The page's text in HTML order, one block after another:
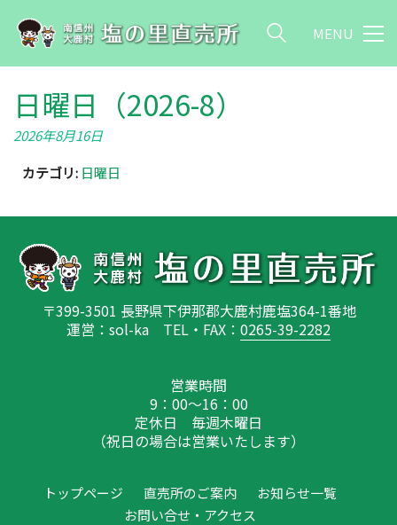
MENU
日曜日（2026-8）
2026年8月16日
カテゴリ: 日曜日
〒399-3501 長野県下伊那郡大鹿村鹿塩364-1番地
運営：sol-ka TEL・FAX： 0265-39-2282
営業時間
9：00～16：00
定休日 毎週木曜日
（祝日の場合は営業いたします）
トップページ 直売所のご案内
お知らせ一覧
お問い合せ・アクセス